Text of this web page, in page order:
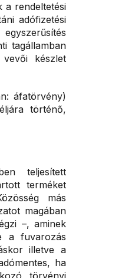
a rendeltetési
adófizetési
tagállamban
készlet
áfatörvény)
történő,
teljesített
terméket
más
magában
–, aminek
a fuvarozás
illetve a
ha
törvényi